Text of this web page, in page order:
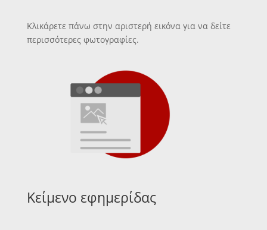
Κλικάρετε πάνω στην αριστερή εικόνα για να δείτε
περισσότερες φωτογραφίες.
Κείμενο εφημερίδας